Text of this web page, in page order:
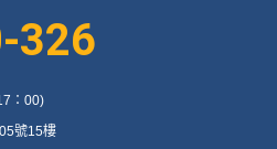
保險給付及其他未盡事宜，悉依保
容僅供參考，新安東京海上產險保
銷售文件內容，本商品之預定費用
，最低48%；如要詳細了解其他相
326
：00)
號15樓